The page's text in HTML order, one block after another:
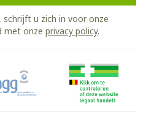
u zich in voor onze
met onze privacy policy.